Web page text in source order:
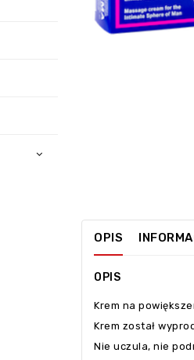
OPIS
OPIS
Krem na
Krem został
Nie uczula, nie